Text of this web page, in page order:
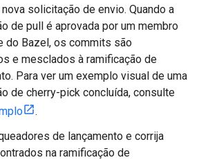
solicitação de envio. Quando a
de pull é aprovada por um membro
do Bazel, os commits são
e mesclados à ramificação de
Para ver um exemplo visual de uma
de cherry-pick concluída, consulte
.
de lançamento e corrija
na ramificação de